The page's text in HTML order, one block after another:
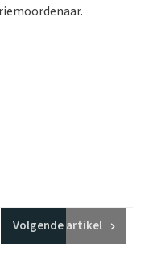
Volgendeartikel